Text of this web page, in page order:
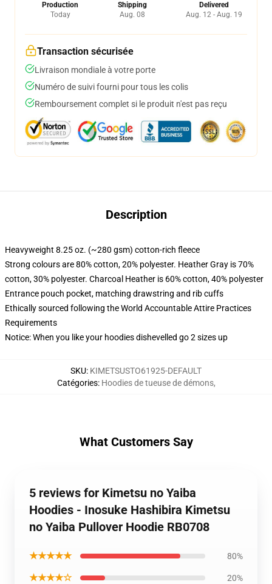
Production
Today
Shipping
Aug. 08
Delivered
Aug. 12 - Aug. 19
Transaction sécurisée
Livraison mondiale à votre porte
Numéro de suivi fourni pour tous les colis
Remboursement complet si le produit n'est pas reçu
Description
Heavyweight 8.25 oz. (~280 gsm) cotton-rich fleece
Strong colours are 80% cotton, 20% polyester. Heather Gray is 70%
cotton, 30% polyester. Charcoal Heather is 60% cotton, 40% polyester
Entrance pouch pocket, matching drawstring and rib cuffs
Ethically sourced following the World Accountable Attire Practices
Requirements
Notice: When you like your hoodies dishevelled go 2 sizes up
SKU: KIMETSUSTO61925-DEFAULT
Catégories: Hoodies de tueuse de démons,
What Customers Say
5 reviews for Kimetsu no Yaiba
Hoodies - Inosuke Hashibira Kimetsu
no Yaiba Pullover Hoodie RB0708
★★★★★ 80%
★★★★☆ 20%